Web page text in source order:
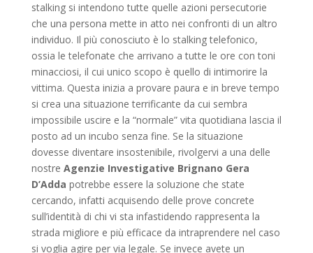
stalking si intendono tutte quelle azioni persecutorie
che una persona mette in atto nei confronti di un altro
individuo. Il più conosciuto è lo stalking telefonico,
ossia le telefonate che arrivano a tutte le ore con toni
minacciosi, il cui unico scopo è quello di intimorire la
vittima. Questa inizia a provare paura e in breve tempo
si crea una situazione terrificante da cui sembra
impossibile uscire e la “normale” vita quotidiana lascia il
posto ad un incubo senza fine. Se la situazione
dovesse diventare insostenibile, rivolgervi a una delle
nostre Agenzie Investigative Brignano Gera
D’Adda potrebbe essere la soluzione che state
cercando, infatti acquisendo delle prove concrete
sull’identità di chi vi sta infastidendo rappresenta la
strada migliore e più efficace da intraprendere nel caso
si voglia agire per via legale. Se invece avete un